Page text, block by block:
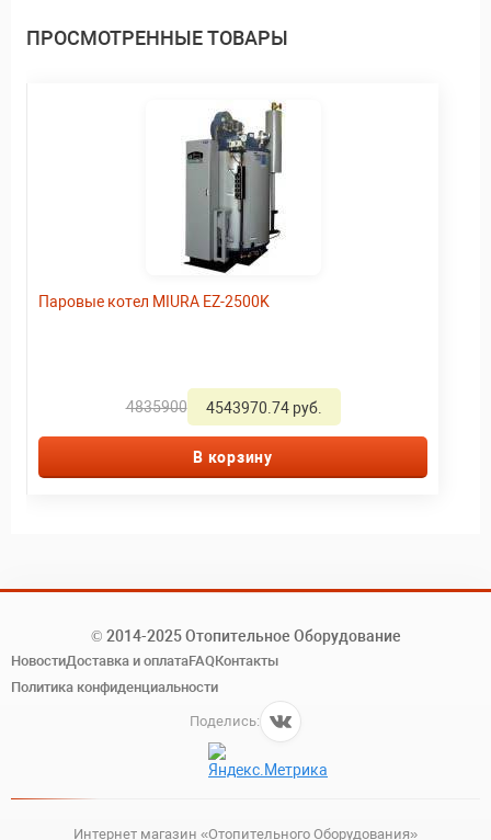
ПРОСМОТРЕННЫЕ ТОВАРЫ
Паровые котел MIURA EZ-2500K
4835900 4543970.74 руб.
В корзину
© 2014-2025 Отопительное Оборудование
НовостиДоставка и оплатаFAQКонтакты
Политика конфиденциальности
Поделись:
Интернет магазин «Отопительного Оборудования»